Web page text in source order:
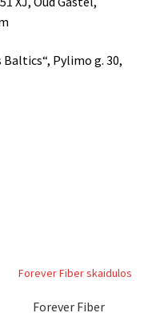
Pylimo g. 30,
Forever Fiber